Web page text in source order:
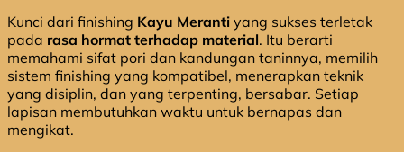
Kunci dari finishing Kayu Meranti yang sukses terletak
pada rasa hormat terhadap material. Itu berarti
memahami sifat pori dan kandungan taninnya, memilih
sistem finishing yang kompatibel, menerapkan teknik
yang disiplin, dan yang terpenting, bersabar. Setiap
lapisan membutuhkan waktu untuk bernapas dan
mengikat.